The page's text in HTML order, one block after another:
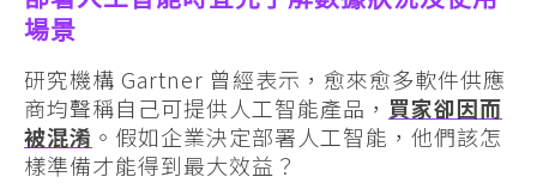
場景
研究機構 Gartner 曾經表示，愈來愈多軟件供應
商均聲稱自己可提供人工智能產品， 買家卻因而
被混淆 。假如企業決定部署人工智能，他們該怎
樣準備才能得到最大效益？